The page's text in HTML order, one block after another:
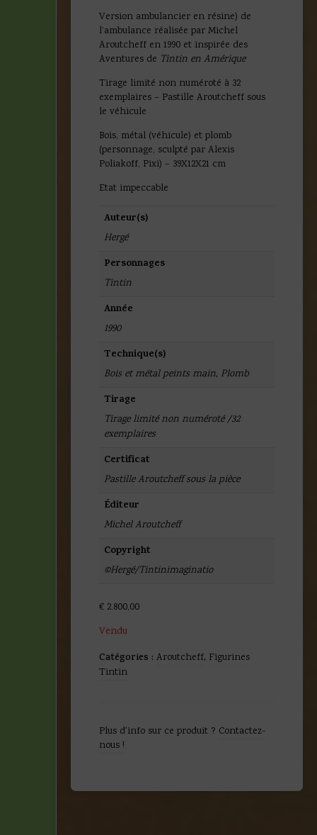
Version ambulancier en résine) de
l’ambulance réalisée par Michel
Aroutcheff en 1990 et inspirée des
Aventures de Tintin en Amérique
Tirage limité non numéroté à 32
exemplaires – Pastille Aroutcheff sous
le véhicule
Bois, métal (véhicule) et plomb
(personnage, sculpté par Alexis
Poliakoff, Pixi) – 39X12X21 cm
Etat impeccable
Auteur(s)
Hergé
Personnages
Tintin
Année
1990
Technique(s)
Bois et métal peints main, Plomb
Tirage
Tirage limité non numéroté /32
exemplaires
Certificat
Pastille Aroutcheff sous la pièce
Éditeur
Michel Aroutcheff
Copyright
©Hergé/Tintinimaginatio
€ 2.800,00
Vendu
Catégories : Aroutcheff, Figurines
Tintin
Plus d'info sur ce produit ? Contactez-
nous !